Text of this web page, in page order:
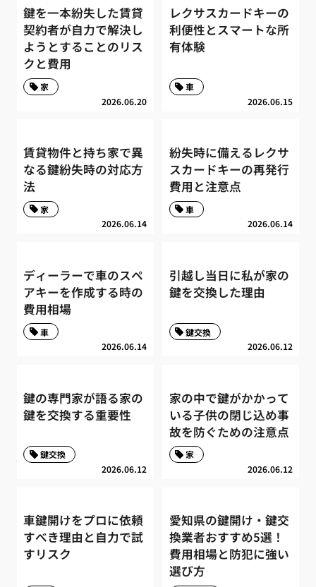
鍵を一本紛失した賃貸
契約者が自力で解決し
ようとすることのリス
クと費用
2026.06.20
家
レクサスカードキーの
利便性とスマートな所
有体験
2026.06.15
車
賃貸物件と持ち家で異
なる鍵紛失時の対応方
法
2026.06.14
家
紛失時に備えるレクサ
スカードキーの再発行
費用と注意点
2026.06.14
車
ディーラーで車のスペ
アキーを作成する時の
費用相場
2026.06.14
車
引越し当日に私が家の
鍵を交換した理由
2026.06.12
鍵交換
鍵の専門家が語る家の
鍵を交換する重要性
2026.06.12
鍵交換
家の中で鍵がかかって
いる子供の閉じ込め事
故を防ぐための注意点
2026.06.12
家
車鍵開けをプロに依頼
すべき理由と自力で試
すリスク
愛知県の鍵開け・鍵交
換業者おすすめ5選！
費用相場と防犯に強い
選び方